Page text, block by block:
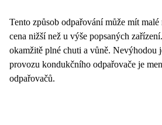
Tento způsob odpařování může mít
cena nižší než u výše popsaných
okamžitě plné chuti a vůně. Nevýhodou
provozu kondukčního odpařovače je
odpařovačů.